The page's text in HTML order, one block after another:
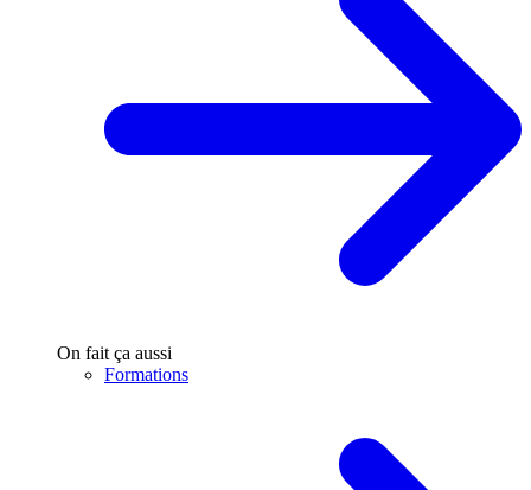
On fait ça aussi
Formations